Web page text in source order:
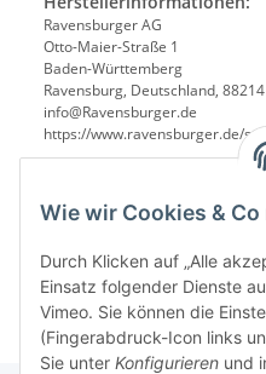
Wie wir Cookies &
Durch Klicken auf „Alle
Einsatz folgender Dienste
Vimeo. Sie können die
(Fingerabdruck-Icon links
Sie unter Konfigurieren und
Ravensburger AG
Otto-Maier-Straße 1
Baden-Württemberg
Ravensburg, Deutschland, 88214
info@Ravensburger.de
https://www.ravensburger.de/